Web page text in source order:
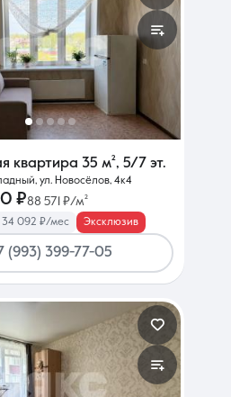
квартира 35 м², 5/7 эт.
ул. Новосёлов, 4к4
₽88 571 ₽/м²
34 092 ₽/мес Эксклюзив
(993) 399-77-05